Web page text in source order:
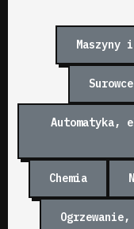
Maszyny
Automatyka,
Chemia